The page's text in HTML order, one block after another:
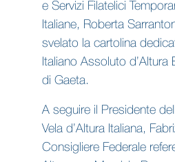
e Servizi Filatelici
Italiane, Roberta
svelato la cartolina
Italiano Assoluto
di Gaeta.
A seguire il Presidente
Vela d’Altura Italiana,
Consigliere Federale